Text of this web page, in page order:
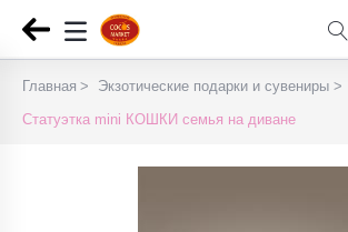
Главная
Экзотические подарки и сувениры
Статуэтка mini КОШКИ семья на диване